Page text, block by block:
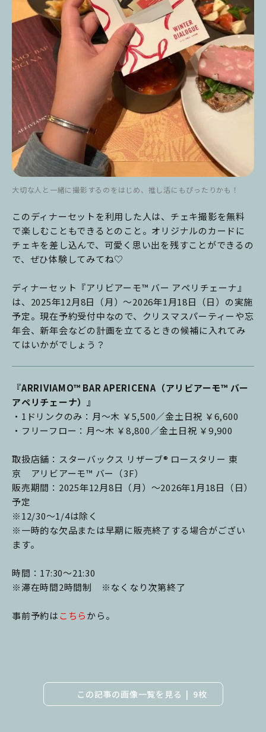
大切な人と一緒に撮影するのをはじめ、推し活にもぴったりかも！
このディナーセットを利用した人は、チェキ撮影を無料
で楽しむこともできるとのこと。オリジナルのカードに
チェキを差し込んで、可愛く思い出を残すことができるの
で、ぜひ体験してみてね♡
ディナーセット『アリビアーモ™ バー アペリチェーナ』
は、2025年12月8日（月）～2026年1月18日（日）の実施
予定。現在予約受付中なので、クリスマスパーティーや忘
年会、新年会などの計画を立てるときの候補に入れてみ
てはいかがでしょう？
『ARRIVIAMO™ BAR APERICENA（アリビアーモ™ バー
アペリチェーナ）』
・1ドリンクのみ：月～木 ￥5,500／金土日祝 ￥6,600
・フリーフロー：月～木 ￥8,800／金土日祝 ￥9,900
取扱店舗：スターバックス リザーブ® ロースタリー 東
京 アリビアーモ™ バー（3F）
販売期間：2025年12月8日（月）～2026年1月18日（日）
予定
※12/30～1/4は除く
※一時的な欠品または早期に販売終了する場合がござい
ます。
時間：17:30～21:30
※滞在時間2時間制 ※なくなり次第終了
事前予約はこちらから。
この記事の画像一覧を見る 9枚